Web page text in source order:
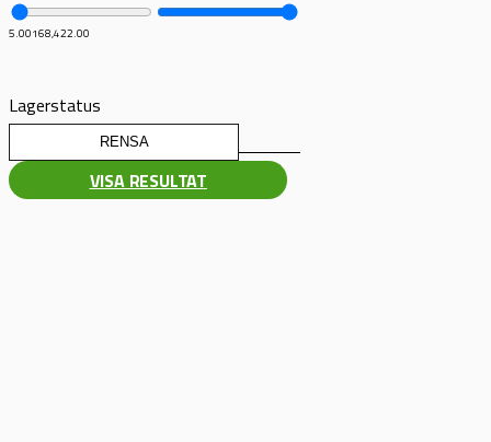
5.00168,422.00
Lagerstatus
RENSA
VISA RESULTAT